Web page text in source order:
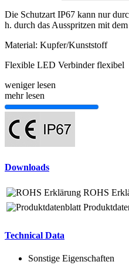
Die Schutzart IP67 kann nur
h. durch das Ausspritzen mit
Material: Kupfer/Kunststoff
Flexible LED Verbinder flexibel
weniger lesen
mehr lesen
Downloads
ROHS
Technical Data
Sonstige Eigenschaften